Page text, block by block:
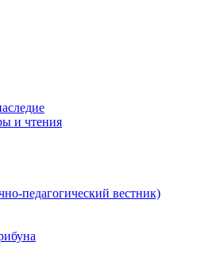
и чтения
педагогический вестник)